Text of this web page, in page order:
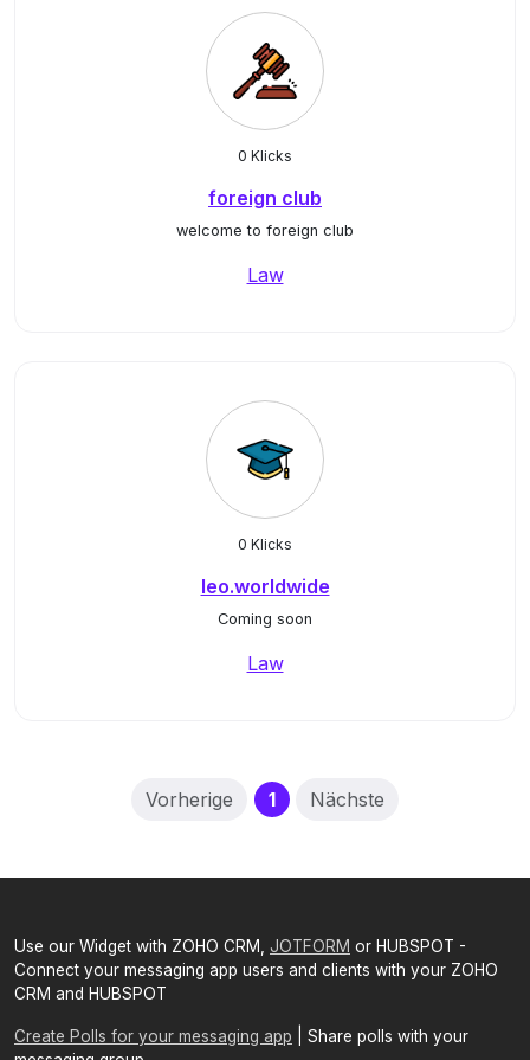
0 Klicks
foreign club
welcome to foreign club
Law
0 Klicks
leo.worldwide
Coming soon
Law
Vorherige 1(current)
Nächste
Use our Widget with ZOHO CRM, JOTFORM or HUBSPOT -
Connect your messaging app users and clients with your ZOHO
CRM and HUBSPOT
Create Polls for your messaging app | Share polls with your